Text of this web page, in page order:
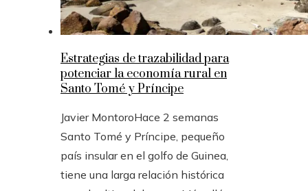
Estrategias de trazabilidad para
potenciar la economía rural en
Santo Tomé y Príncipe
Javier MontoroHace 2 semanas
Santo Tomé y Príncipe, pequeño
país insular en el golfo de Guinea,
tiene una larga relación histórica